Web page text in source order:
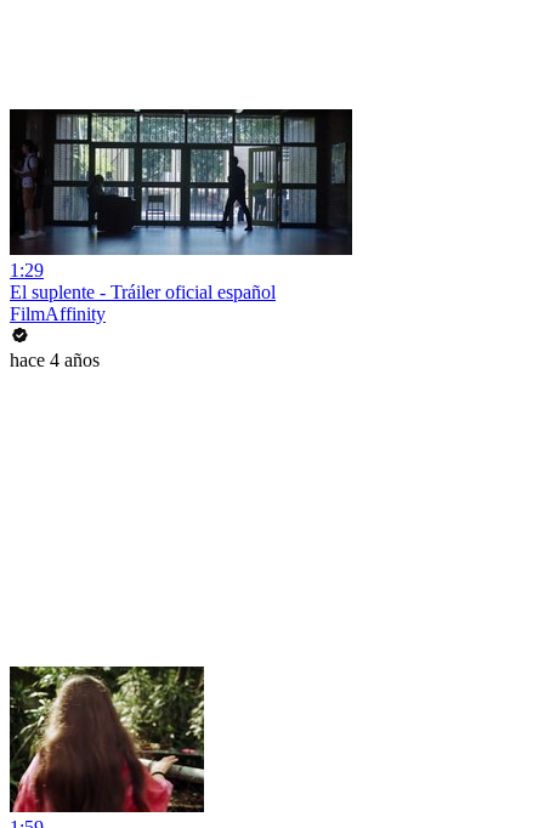
1:29
El suplente - Tráiler oficial español
FilmAffinity
hace 4 años